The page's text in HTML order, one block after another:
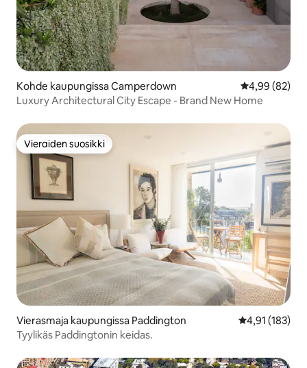
Kohde kaupungissa Camperdown
4,99 (82)
Luxury Architectural City Escape - Brand New Home
Vieraiden suosikki
Vieraiden suosikki
Vierasmaja kaupungissa Paddington
4,91 (183)
Tyylikäs Paddingtonin keidas.